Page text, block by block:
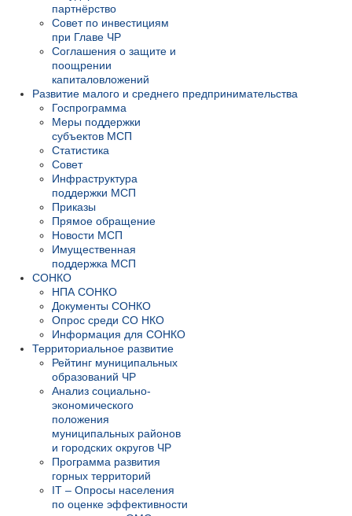
партнёрство
Совет по инвестициям
при Главе ЧР
Соглашения о защите и
поощрении
капиталовложений
Развитие малого и среднего предпринимательства
Госпрограмма
Меры поддержки
субъектов МСП
Статистика
Совет
Инфраструктура
поддержки МСП
Приказы
Прямое обращение
Новости МСП
Имущественная
поддержка МСП
СОНКО
НПА СОНКО
Документы СОНКО
Опрос среди СО НКО
Информация для СОНКО
Территориальное развитие
Рейтинг муниципальных
образований ЧР
Анализ социально-
экономического
положения
муниципальных районов
и городских округов ЧР
Программа развития
горных территорий
IT – Опросы населения
по оценке эффективности